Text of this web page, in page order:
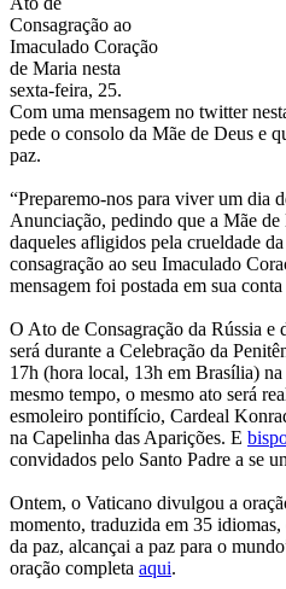
Consagração ao
Imaculado Coração
de Maria nesta
sexta-feira, 25.
Com uma mensagem no twitter
pede o consolo da Mãe de Deus e
paz.
“Preparemo-nos para viver um dia
Anunciação, pedindo que a Mãe de
daqueles afligidos pela crueldade
consagração ao seu Imaculado
mensagem foi postada em sua
O Ato de Consagração da Rússia e
será durante a Celebração da
17h (hora local, 13h em Brasília)
mesmo tempo, o mesmo ato será
esmoleiro pontifício, Cardeal
na Capelinha das Aparições. E
convidados pelo Santo Padre a se
Ontem, o Vaticano divulgou a
momento, traduzida em 35
da paz, alcançai a paz para o
oração completa aqui.